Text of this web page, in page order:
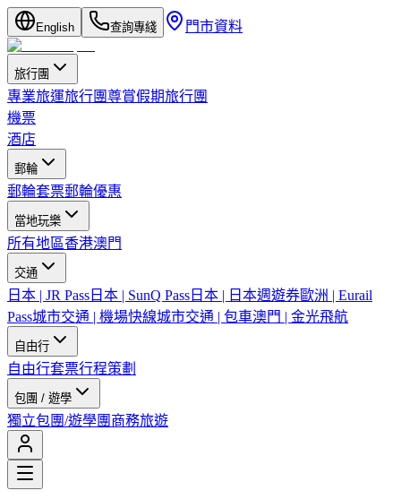
English 查詢專綫 門市資料
旅行團
專業旅運旅行團尊賞假期旅行團
機票
酒店
郵輪
郵輪套票郵輪優惠
當地玩樂
所有地區香港澳門
交通
日本 | JR Pass 日本 | SunQ Pass 日本 | 日本週遊券歐洲 | Eurail
Pass城市交通 | 機場快線城市交通 | 包車澳門 | 金光飛航
自由行
自由行套票行程策劃
包團 / 遊學
獨立包團/遊學團 商務旅遊